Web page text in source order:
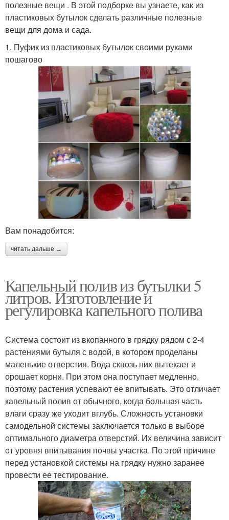
полезные вещи . В этой подборке вы узнаете, как из
пластиковых бутылок сделать различные полезные
вещи для дома и сада.
1. Пуфик из пластиковых бутылок своими руками
пошагово
Вам понадобится:
читать дальше →
Капельный полив из бутылки 5
литров. Изготовление и
регулировка капельного полива
Система состоит из вкопанного в грядку рядом с 2-4
растениями бутыля с водой, в котором проделаны
маленькие отверстия. Вода сквозь них вытекает и
орошает корни. При этом она поступает медленно,
поэтому растения успевают ее впитывать. Это отличает
капельный полив от обычного, когда большая часть
влаги сразу же уходит вглубь. Сложность установки
самодельной системы заключается только в выборе
оптимального диаметра отверстий. Их величина зависит
от уровня впитывания почвы участка. По этой причине
перед установкой системы на грядку нужно заранее
провести ее тестирование.